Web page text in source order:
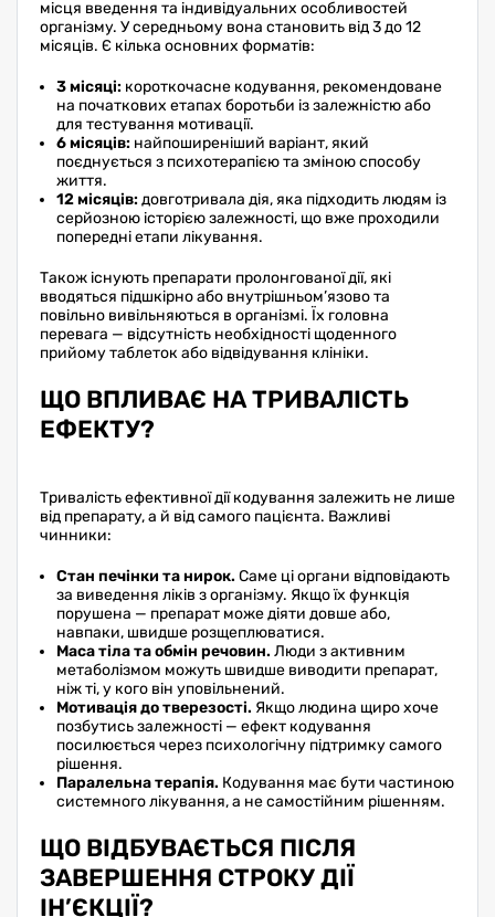
місця введення та індивідуальних особливостей
організму. У середньому вона становить від 3 до 12
місяців. Є кілька основних форматів:
3 місяці: короткочасне кодування, рекомендоване
на початкових етапах боротьби із залежністю або
для тестування мотивації.
6 місяців: найпоширеніший варіант, який
поєднується з психотерапією та зміною способу
життя.
12 місяців:довготривала дія, яка підходить людям із
серйозною історією залежності, що вже проходили
попередні етапи лікування.
Також існують препарати пролонгованої дії, які
вводяться підшкірно або внутрішньом’язово та
повільно вивільняються в організмі. Їх головна
перевага — відсутність необхідності щоденного
прийому таблеток або відвідування клініки.
ЩО ВПЛИВАЄ НА ТРИВАЛІСТЬ
ЕФЕКТУ?
Тривалість ефективної дії кодування залежить не лише
від препарату, а й від самого пацієнта. Важливі
чинники:
Стан печінки та нирок. Саме ці органи відповідають
за виведення ліків з організму. Якщо їх функція
порушена — препарат може діяти довше або,
навпаки, швидше розщеплюватися.
Маса тіла та обмін речовин. Люди з активним
метаболізмом можуть швидше виводити препарат,
ніж ті, у кого він уповільнений.
Мотивація до тверезості. Якщо людина щиро хоче
позбутись залежності — ефект кодування
посилюється через психологічну підтримку самого
рішення.
Паралельна терапія. Кодування має бути частиною
системного лікування, а не самостійним рішенням.
ЩО ВІДБУВАЄТЬСЯ ПІСЛЯ
ЗАВЕРШЕННЯ СТРОКУ ДІЇ
ІН’ЄКЦІЇ?